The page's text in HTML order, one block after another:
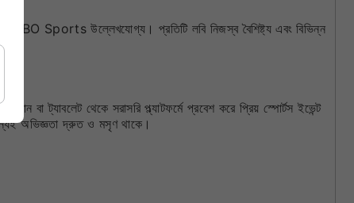
Sports উল্লেখযোগ্য। প্রতিটি লবি নিজস্ব বৈশিষ্ট্য এবং বিভিন্ন
ট্যাবলেট থেকে সরাসরি প্ল্যাটফর্মে প্রবেশ করে প্রিয় স্পোর্টস ইভেন্ট
অভিজ্ঞতা দ্রুত ও মসৃণ থাকে।